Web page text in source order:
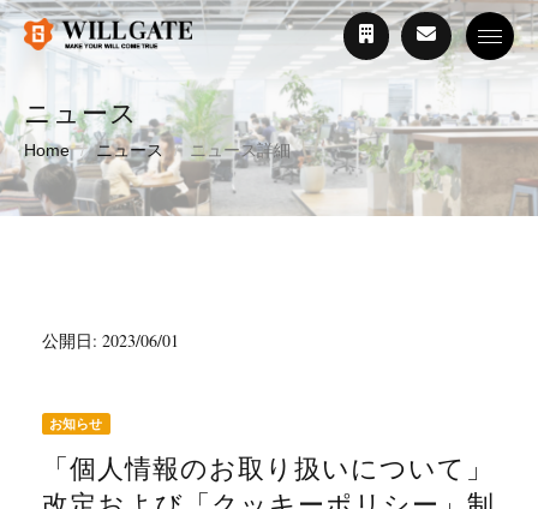
ニュース
Home ニュース ニュース詳細
公開日: 2023/06/01
お知らせ
「個人情報のお取り扱いについて」